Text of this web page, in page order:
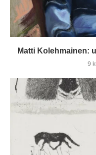
Matti Kolehmainen:
9